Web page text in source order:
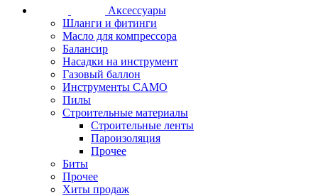
Аксессуары
Шланги и фитинги
Масло для компрессора
Балансир
Насадки на инструмент
Газовый баллон
Инструменты CAMO
Пилы
Строительные материалы
Строительные ленты
Пароизоляция
Прочее
Биты
Прочее
Хиты продаж